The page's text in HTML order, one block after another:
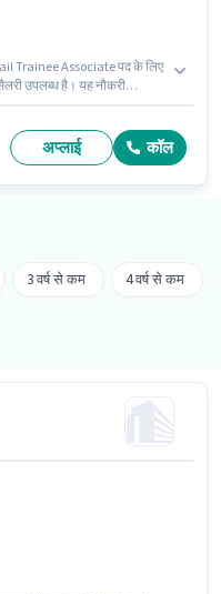
Trainee Associate पद के लिए
उपलब्ध है। यह नौकरी
इस भूमिका के लिए उपयुक्त हैं।
अप्लाई कॉल
3 वर्ष से कम 4 वर्ष से कम